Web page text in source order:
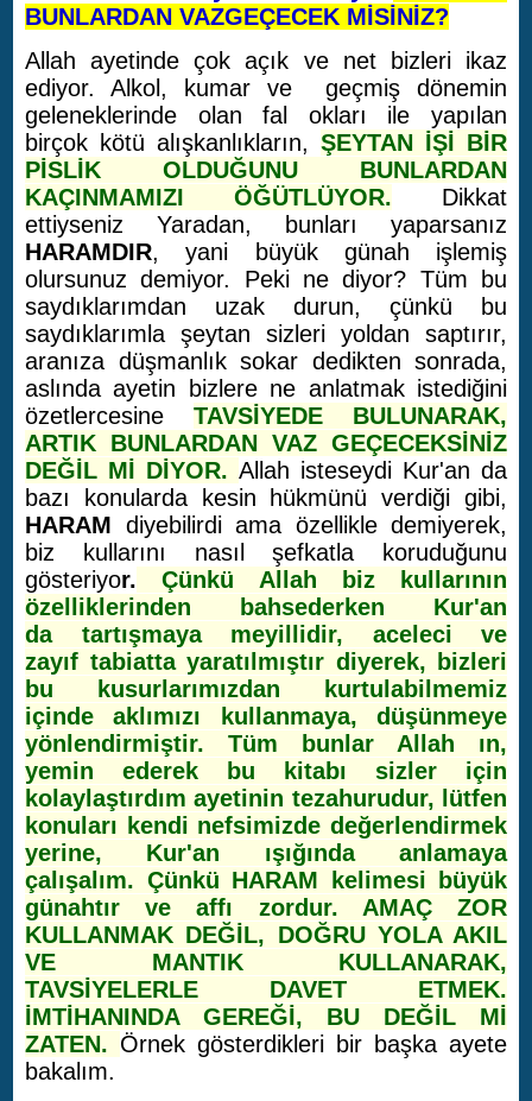
BUNLARDAN VAZGEÇECEK MİSİNİZ?
Allah ayetinde çok açık ve net bizleri ikaz
ediyor. Alkol, kumar ve geçmiş dönemin
geleneklerinde olan fal okları ile yapılan
birçok kötü alışkanlıkların, ŞEYTAN İŞİ BİR
PİSLİK OLDUĞUNU BUNLARDAN
KAÇINMAMIZI ÖĞÜTLÜYOR. Dikkat
ettiyseniz Yaradan, bunları yaparsanız
HARAMDIR, yani büyük günah işlemiş
olursunuz demiyor. Peki ne diyor? Tüm bu
saydıklarımdan uzak durun, çünkü bu
saydıklarımla şeytan sizleri yoldan saptırır,
aranıza düşmanlık sokar dedikten sonrada,
aslında ayetin bizlere ne anlatmak istediğini
özetlercesine TAVSİYEDE BULUNARAK,
ARTIK BUNLARDAN VAZ GEÇECEKSİNİZ
DEĞİL Mİ DİYOR. Allah isteseydi Kur'an da
bazı konularda kesin hükmünü verdiği gibi,
HARAM diyebilirdi ama özellikle demiyerek,
biz kullarını nasıl şefkatla koruduğunu
gösteriyor. Çünkü Allah biz kullarının
özelliklerinden bahsederken Kur'an
da tartışmaya meyillidir, aceleci ve
zayıf tabiatta yaratılmıştır diyerek, bizleri
bu kusurlarımızdan kurtulabilmemiz
içinde aklımızı kullanmaya, düşünmeye
yönlendirmiştir. Tüm bunlar Allah ın,
yemin ederek bu kitabı sizler için
kolaylaştırdım ayetinin tezahurudur, lütfen
konuları kendi nefsimizde değerlendirmek
yerine, Kur'an ışığında anlamaya
çalışalım. Çünkü HARAM kelimesi büyük
günahtır ve affı zordur. AMAÇ ZOR
KULLANMAK DEĞİL, DOĞRU YOLA AKIL
VE MANTIK KULLANARAK,
TAVSİYELERLE DAVET ETMEK.
İMTİHANINDA GEREĞİ, BU DEĞİL Mİ
ZATEN. Örnek gösterdikleri bir başka ayete
bakalım.